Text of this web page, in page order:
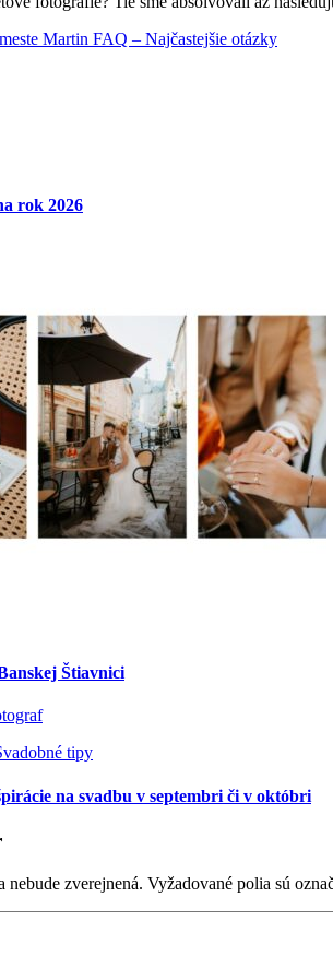
Martin FAQ – Najčastejšie otázky
rok 2026
Štiavnici
tipy
na svadbu v septembri či v októbri
nebude zverejnená. Vyžadované polia sú